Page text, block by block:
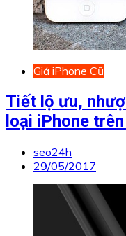
Giá iPhone Cũ
Tiết lộ ưu,
loại iPhone
seo24h
29/05/2017